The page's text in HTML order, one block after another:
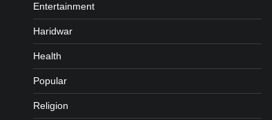
Entertainment
Haridwar
Health
Popular
Religion